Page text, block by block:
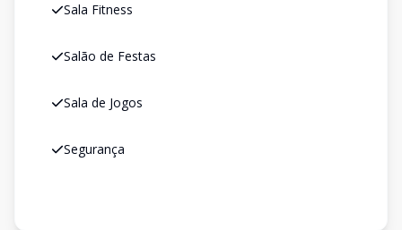
Sala Fitness
Salão de Festas
Sala de Jogos
Segurança